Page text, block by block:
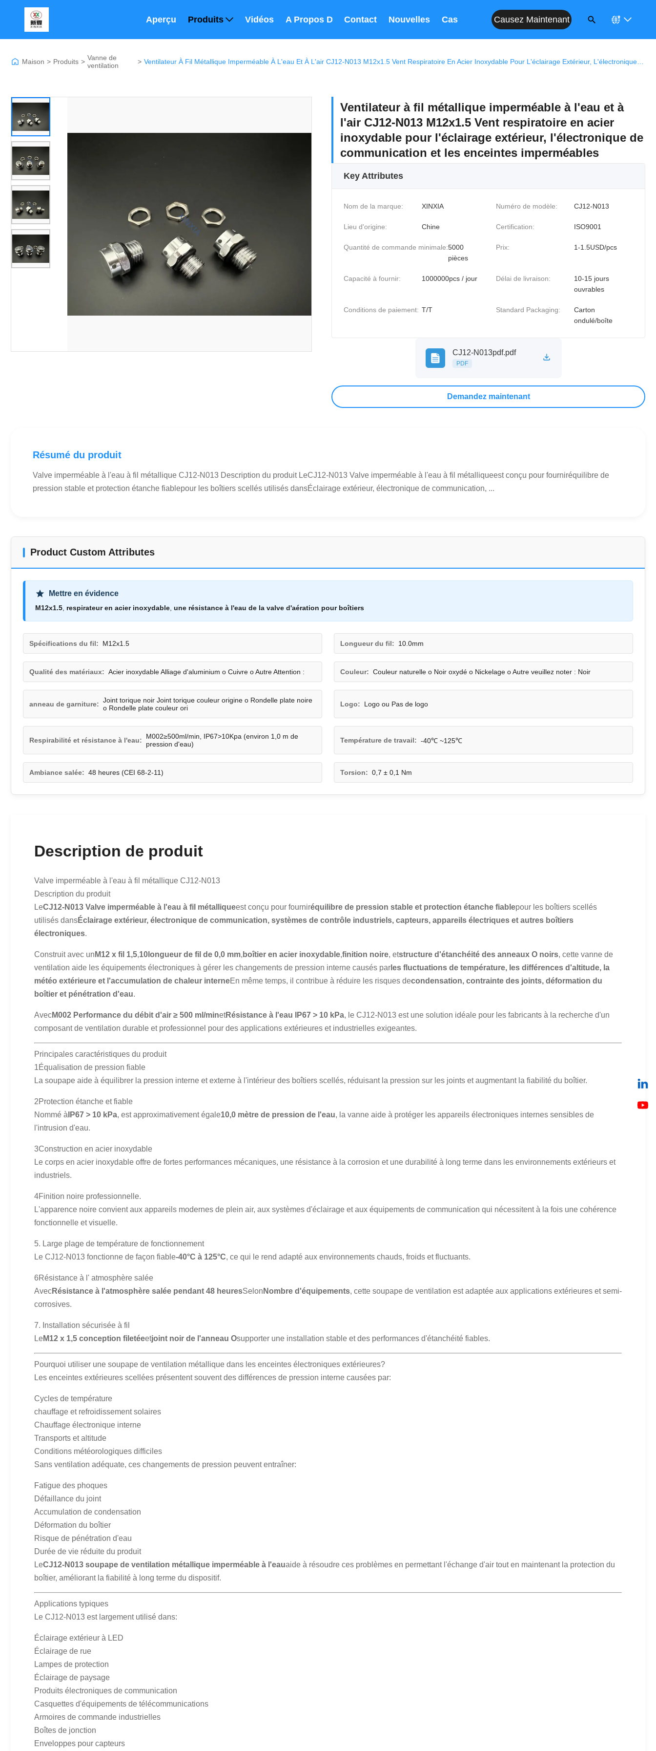
Aperçu Produits Vidéos A Propos De Nous
Contact Nouvelles Cas Causez Maintenant
Maison > Produits > Vanne de
ventilation
>
Ventilateur à fil métallique imperméable à l'eau et à
l'air CJ12-N013 M12x1.5 Vent respiratoire en acier
inoxydable pour l'éclairage extérieur, l'électronique de
communication et les enceintes imperméables
Key Attributes
Nom de la marque: XINXIA Numéro de modèle: CJ12-N013
Lieu d'origine: Chine Certification: ISO9001
Quantité de commande minimale:5000
pièces
Prix: 1-1.5USD/pcs
Capacité à fournir: 1000000pcs / jour Délai de livraison:
10-15 jours
ouvrables
Conditions de paiement: T/T Standard Packaging:
Carton
ondulé/boîte
CJ12-N013pdf.pdf
PDF
Demandez maintenant
Résumé du produit
Valve imperméable à l'eau à fil métallique CJ12-N013 Description du produit LeCJ12-N013 Valve imperméable à l'eau à fil métalliqueest conçu pour fourniréquilibre de
pression stable et protection étanche fiablepour les boîtiers scellés utilisés dansÉclairage extérieur, électronique de communication, ...
Product Custom Attributes
Mettre en évidence
M12x1.5 respirateur en acier inoxydable une résistance à l'eau de la valve d'aération pour boîtiers
Spécifications du fil: M12x1.5 Longueur du fil: 10.0mm
Qualité des matériaux: Acier inoxydable Alliage d'aluminium o Cuivre o Autre Attention : Couleur: Couleur naturelle o Noir oxydé o Nickelage o Autre veuillez noter : Noir
anneau de garniture: Joint torique noir Joint torique couleur origine o Rondelle plate noire
o Rondelle plate couleur ori
Logo: Logo ou Pas de logo
Respirabilité et résistance à l'eau:
M002≥500ml/min, IP67>10Kpa (environ 1,0 m de
pression d'eau)
Température de travail: -40℃ ~125℃
Ambiance salée: 48 heures (CEI 68-2-11) Torsion: 0,7 ± 0,1 Nm
Description de produit
Valve imperméable à l'eau à fil métallique CJ12-N013
Description du produit
LeCJ12-N013 Valve imperméable à l'eau à fil métalliqueest conçu pour fourniréquilibre de pression stable et protection étanche fiablepour les boîtiers scellés
utilisés dansÉclairage extérieur, électronique de communication, systèmes de contrôle industriels, capteurs, appareils électriques et autres boîtiers
électroniques.
Construit avec un M12 x fil 1,5,10longueur de fil de 0,0 mm, boîtier en acier inoxydable,finition noire, etstructure d'étanchéité des anneaux O noirs, cette vanne de
ventilation aide les équipements électroniques à gérer les changements de pression interne causés par les fluctuations de température, les différences d'altitude, la
météo extérieure et l'accumulation de chaleur interneEn même temps, il contribue à réduire les risques decondensation, contrainte des joints, déformation du
boîtier et pénétration d'eau.
AvecM002 Performance du débit d'air ≥ 500 ml/minetRésistance à l'eau IP67 > 10 kPa, le CJ12-N013 est une solution idéale pour les fabricants à la recherche d'un
composant de ventilation durable et professionnel pour des applications extérieures et industrielles exigeantes.
Principales caractéristiques du produit
1Équalisation de pression fiable
La soupape aide à équilibrer la pression interne et externe à l'intérieur des boîtiers scellés, réduisant la pression sur les joints et augmentant la fiabilité du boîtier.
2Protection étanche et fiable
Nommé à IP67 > 10 kPa, est approximativement égale10,0 mètre de pression de l'eau, la vanne aide à protéger les appareils électroniques internes sensibles de
l'intrusion d'eau.
3Construction en acier inoxydable
Le corps en acier inoxydable offre de fortes performances mécaniques, une résistance à la corrosion et une durabilité à long terme dans les environnements extérieurs et
industriels.
4Finition noire professionnelle.
L'apparence noire convient aux appareils modernes de plein air, aux systèmes d'éclairage et aux équipements de communication qui nécessitent à la fois une cohérence
fonctionnelle et visuelle.
5. Large plage de température de fonctionnement
Le CJ12-N013 fonctionne de façon fiable-40°C à 125°C, ce qui le rend adapté aux environnements chauds, froids et fluctuants.
6Résistance à l' atmosphère salée
AvecRésistance à l'atmosphère salée pendant 48 heuresSelon Nombre d'équipements, cette soupape de ventilation est adaptée aux applications extérieures et semi-
corrosives.
7. Installation sécurisée à fil
LeM12 x 1,5 conception filetéeetjoint noir de l'anneau Osupporter une installation stable et des performances d'étanchéité fiables.
Pourquoi utiliser une soupape de ventilation métallique dans les enceintes électroniques extérieures?
Les enceintes extérieures scellées présentent souvent des différences de pression interne causées par:
Cycles de température
chauffage et refroidissement solaires
Chauffage électronique interne
Transports et altitude
Conditions météorologiques difficiles
Sans ventilation adéquate, ces changements de pression peuvent entraîner:
Fatigue des phoques
Défaillance du joint
Accumulation de condensation
Déformation du boîtier
Risque de pénétration d'eau
Durée de vie réduite du produit
LeCJ12-N013 soupape de ventilation métallique imperméable à l'eauaide à résoudre ces problèmes en permettant l'échange d'air tout en maintenant la protection du
boîtier, améliorant la fiabilité à long terme du dispositif.
Applications typiques
Le CJ12-N013 est largement utilisé dans:
Éclairage extérieur à LED
Éclairage de rue
Lampes de protection
Éclairage de paysage
Produits électroniques de communication
Casquettes d'équipements de télécommunications
Armoires de commande industrielles
Boîtes de jonction
Enveloppes pour capteurs